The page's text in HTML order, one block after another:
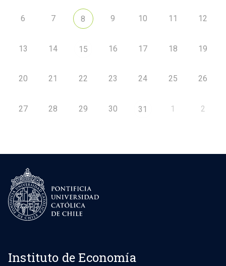
6 7 8 9 10 11 12
13 14 15 16 17 18 19
20 21 22 23 24 25 26
27 28 29 30 31 1 2
Instituto de Economía